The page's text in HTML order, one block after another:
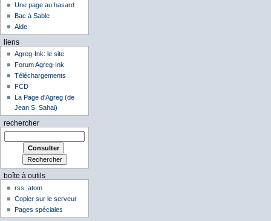
Une page au hasard
Bac à Sable
Aide
liens
Agreg-Ink: le site
Forum Agreg-Ink
Téléchargements
FCD
La Page d'Agreg (de
Jean S. Sahai)
rechercher
boîte à outils
rss
atom
Copier sur le serveur
Pages spéciales